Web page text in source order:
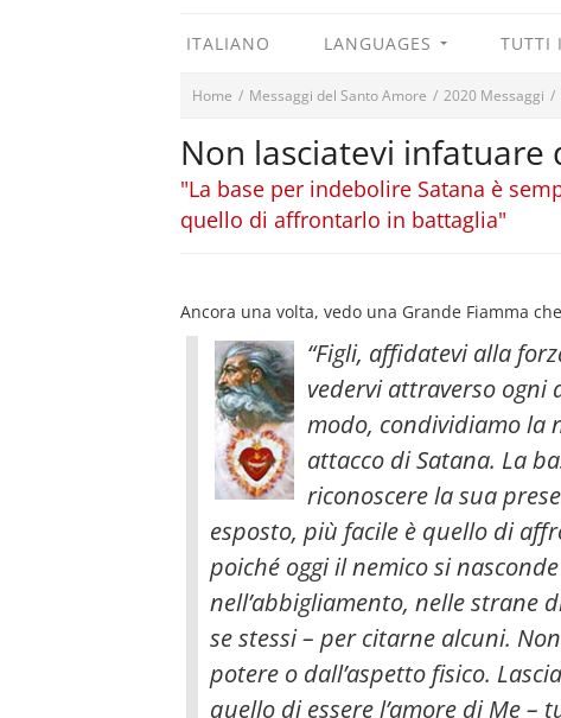
ITALIANO LANGUAGES TUTTI
Home / Messaggi del Santo Amore / 2020 Messaggi /
Non lasciatevi infatuare
"La base per indebolire Satana è
quello di affrontarlo in battaglia"
Ancora una volta, vedo una Grande Fiamma
“Figli, affidatevi alla
vedervi attraverso
modo, condividiamo la
attacco di Satana. La
riconoscere la sua
esposto, più facile è quello di
poiché oggi il nemico si
nell’abbigliamento, nelle strane
se stessi – per citarne alcuni.
potere o dall’aspetto fisico.
quello di essere l’amore di Me